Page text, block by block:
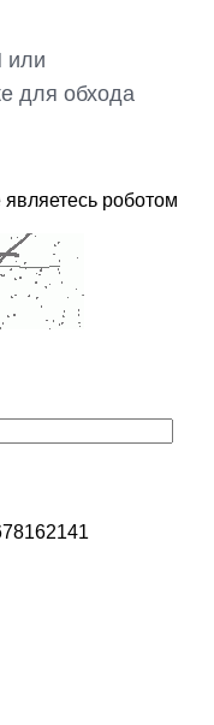
или
для обхода
роботом